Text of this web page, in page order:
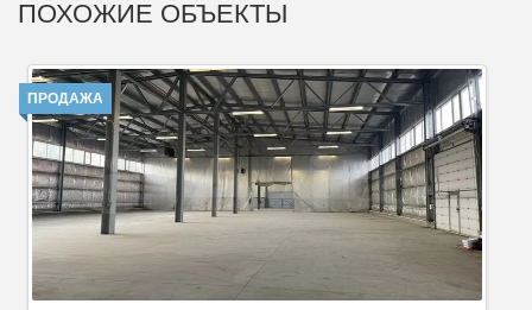
ПОХОЖИЕ ОБЪЕКТЫ
ПРОДАЖА